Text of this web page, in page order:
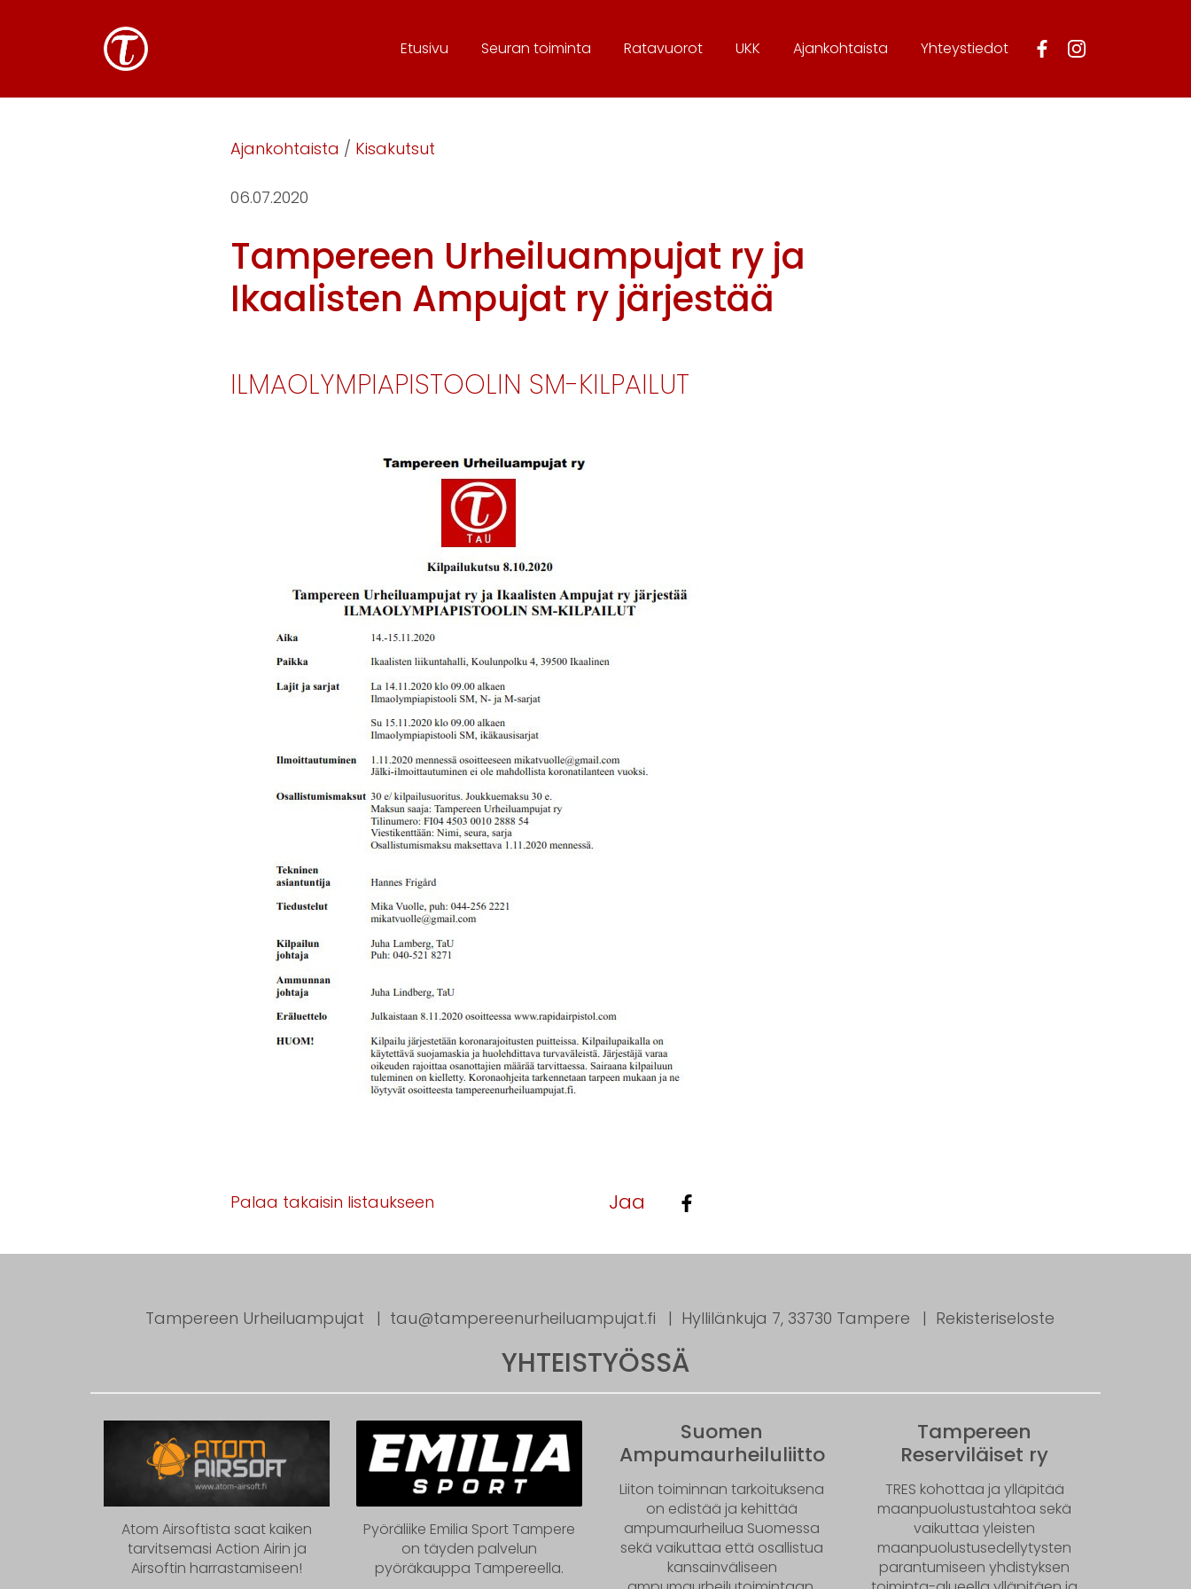
Etusivu Seuran toiminta Ratavuorot UKK Ajankohtaista Yhteystiedot
Ajankohtaista / Kisakutsut
06.07.2020
Tampereen Urheiluampujat ry ja
Ikaalisten Ampujat ry järjestää
ILMAOLYMPIAPISTOOLIN SM-KILPAILUT
Palaa takaisin listaukseen Jaa
Tampereen Urheiluampujat tau@tampereenurheiluampujat.fi Hyllilänkuja 7, 33730 Tampere Rekisteriseloste
YHTEISTYÖSSÄ
Atom Airsoftista saat kaiken
tarvitsemasi Action Airin ja
Airsoftin harrastamiseen!
Pyöräliike Emilia Sport Tampere
on täyden palvelun
pyöräkauppa Tampereella.
Suomen
Ampumaurheiluliitto
Liiton toiminnan tarkoituksena
on edistää ja kehittää
ampumaurheilua Suomessa
sekä vaikuttaa että osallistua
kansainväliseen
Tampereen
Reserviläiset ry
TRES kohottaa ja ylläpitää
maanpuolustustahtoa sekä
vaikuttaa yleisten
maanpuolustusedellytysten
parantumiseen yhdistyksen